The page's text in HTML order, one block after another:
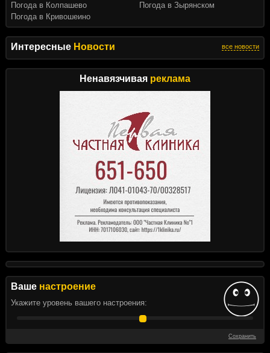
Интересные Новости все новости
Ненавязчивая реклама
Ваше настроение
Укажите уровень вашего настроения:
Сохранить
Погода в Колпашево
Погода в Кривошеино
Погода в Зырянском